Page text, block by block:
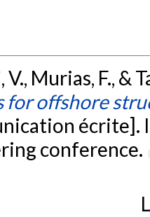
Murias, F., &
for offshore
conference.